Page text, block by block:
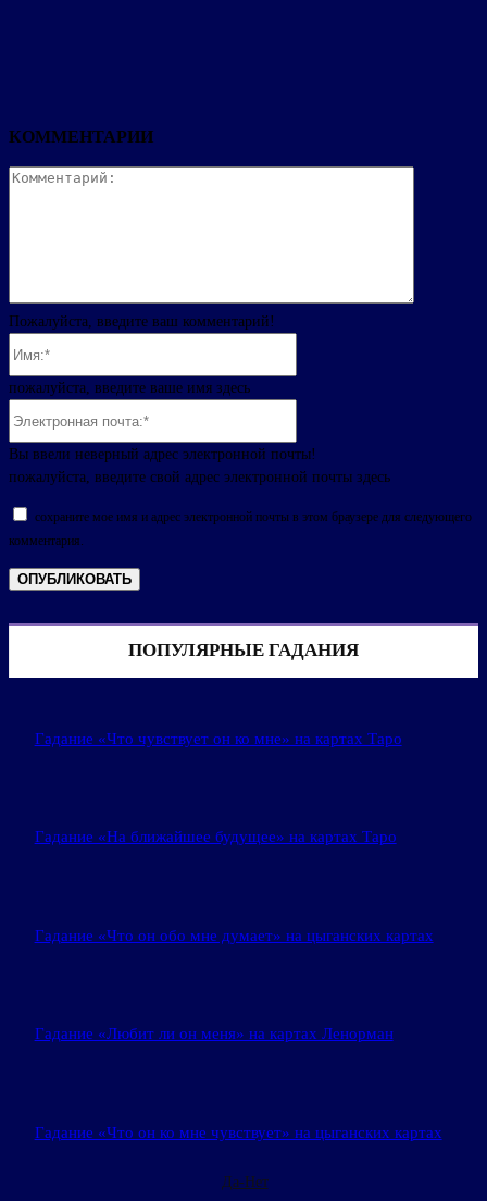
КОММЕНТАРИИ
Пожалуйста, введите ваш комментарий!
пожалуйста, введите ваше имя здесь
Вы ввели неверный адрес электронной почты!
пожалуйста, введите свой адрес электронной почты здесь
сохраните мое имя и адрес электронной почты в этом браузере для следующего
комментария.
ПОПУЛЯРНЫЕ ГАДАНИЯ
Гадание «Что чувствует он ко мне» на картах Таро
Гадание «На ближайшее будущее» на картах Таро
Гадание «Что он обо мне думает» на цыганских картах
Гадание «Любит ли он меня» на картах Ленорман
Гадание «Что он ко мне чувствует» на цыганских картах
Да-Нет